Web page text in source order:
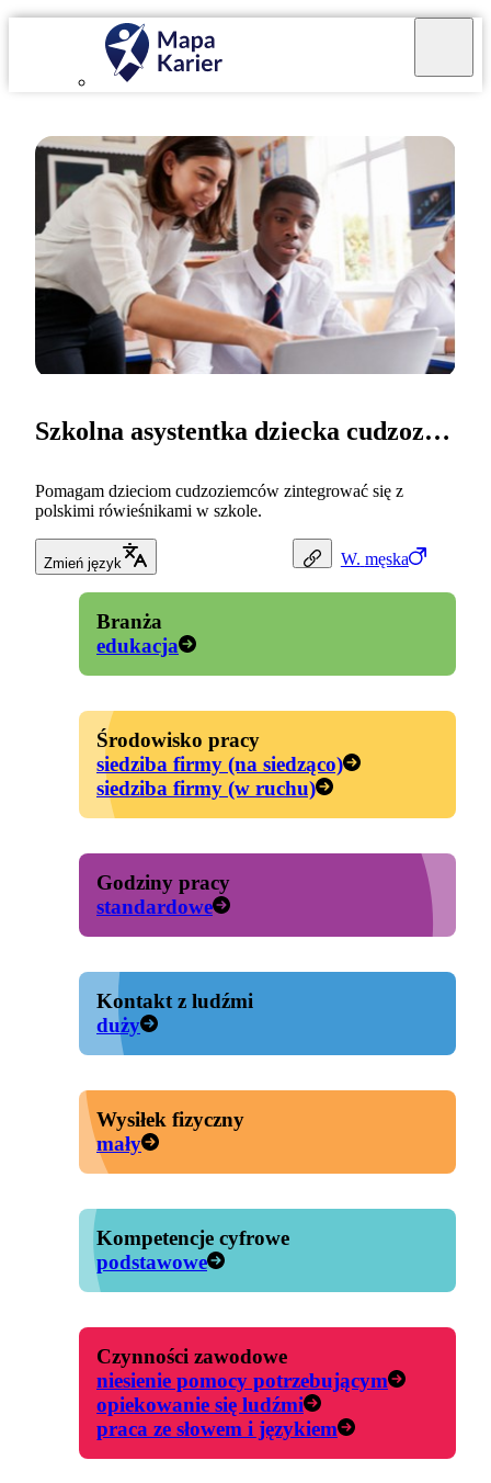
W. męska
Szkolna asystentka dziecka cudzoziemca
Pomagam dzieciom cudzoziemców zintegrować się z
polskimi rówieśnikami w szkole.
Zmień język
Branża
edukacja
Środowisko pracy
siedziba firmy (na siedząco)
siedziba firmy (w ruchu)
Godziny pracy
standardowe
Kontakt z ludźmi
duży
Wysiłek fizyczny
mały
Kompetencje cyfrowe
podstawowe
Czynności zawodowe
niesienie pomocy potrzebującym
opiekowanie się ludźmi
praca ze słowem i językiem